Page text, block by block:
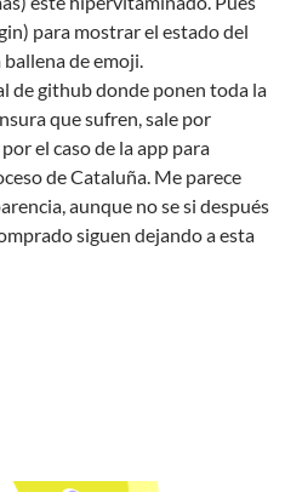
para mostrar el estado del
de emoji.
de github donde ponen toda la
que sufren, sale por
el caso de la app para
de Cataluña. Me parece
aunque no se si después
siguen dejando a esta